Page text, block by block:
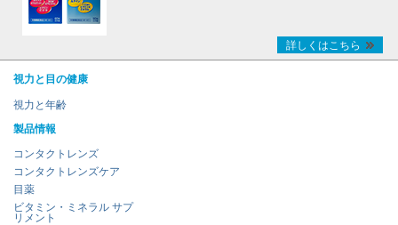
詳しくはこちら
視力と目の健康
視力と年齢
製品情報
コンタクトレンズ
コンタクトレンズケア
目薬
ビタミン・ミネラル サプ
リメント